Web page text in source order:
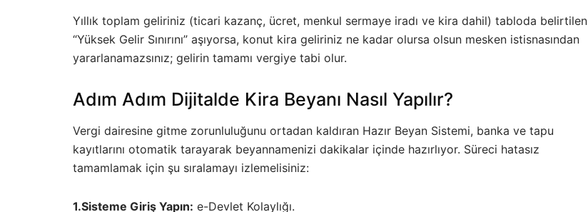
Yıllık toplam geliriniz (ticari kazanç, ücret, menkul sermaye iradı ve kira dahil) tabloda belirtilen
“Yüksek Gelir Sınırını” aşıyorsa, konut kira geliriniz ne kadar olursa olsun mesken istisnasından
yararlanamazsınız; gelirin tamamı vergiye tabi olur.
Adım Adım Dijitalde Kira Beyanı Nasıl Yapılır?
Vergi dairesine gitme zorunluluğunu ortadan kaldıran Hazır Beyan Sistemi, banka ve tapu
kayıtlarını otomatik tarayarak beyannamenizi dakikalar içinde hazırlıyor. Süreci hatasız
tamamlamak için şu sıralamayı izlemelisiniz:
1.Sisteme Giriş Yapın: e-Devlet Kolaylığı.